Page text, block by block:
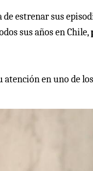
de estrenar sus
sus años en Chile,
en uno de